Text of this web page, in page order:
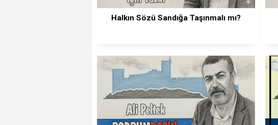
Halkın Sözü Sandığa Taşınmalı mı?